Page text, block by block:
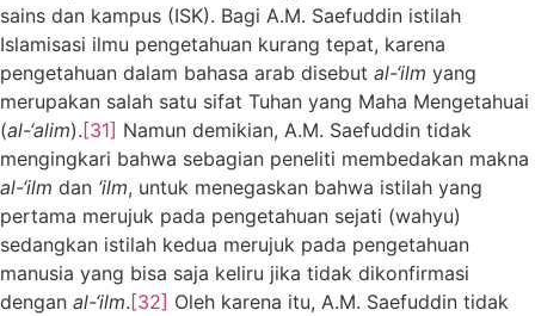
sains dan kampus (ISK). Bagi A.M. Saefuddin istilah
Islamisasi ilmu pengetahuan kurang tepat, karena
pengetahuan dalam bahasa arab disebut al-‘ilm yang
merupakan salah satu sifat Tuhan yang Maha Mengetahuai
(al-‘alim).[31] Namun demikian, A.M. Saefuddin tidak
mengingkari bahwa sebagian peneliti membedakan makna
al-‘ilm dan ‘ilm, untuk menegaskan bahwa istilah yang
pertama merujuk pada pengetahuan sejati (wahyu)
sedangkan istilah kedua merujuk pada pengetahuan
manusia yang bisa saja keliru jika tidak dikonfirmasi
dengan al-‘ilm.[32] Oleh karena itu, A.M. Saefuddin tidak